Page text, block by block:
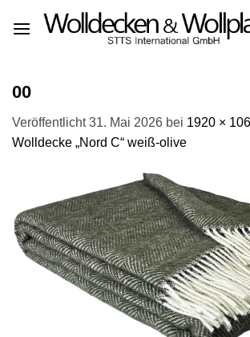
Inhalt
00
Veröffentlicht31. Mai 2026 bei 1920 ×
Wolldecke „Nord C“ weiß-olive